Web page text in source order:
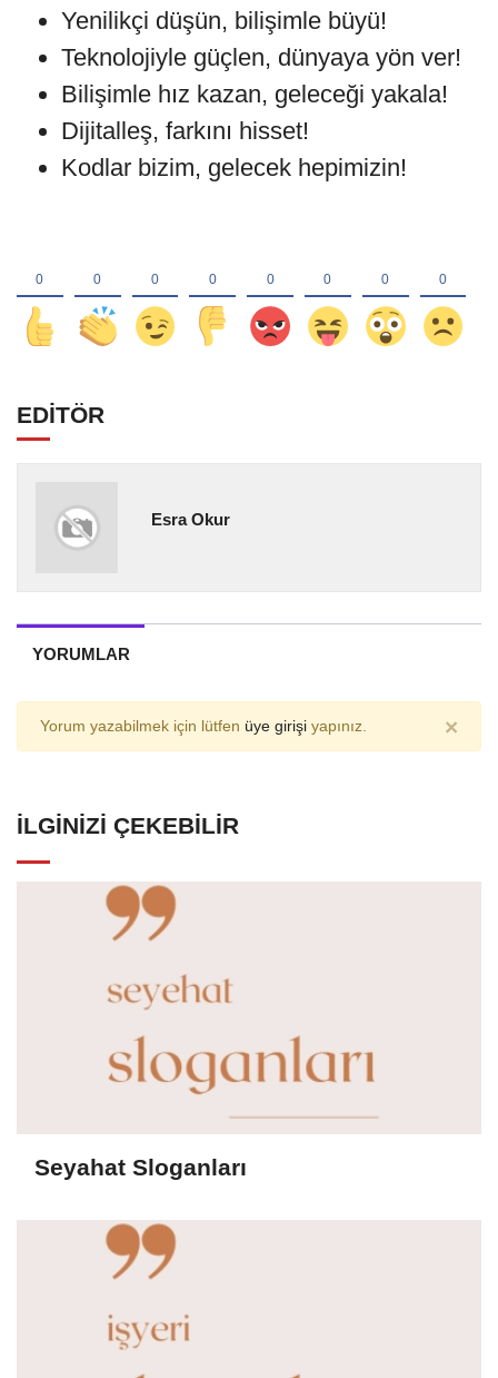
Yenilikçi düşün, bilişimle büyü!
Teknolojiyle güçlen, dünyaya yön ver!
Bilişimle hız kazan, geleceği yakala!
Dijitalleş, farkını hisset!
Kodlar bizim, gelecek hepimizin!
EDİTÖR
Esra Okur
YORUMLAR
Yorum yazabilmek için lütfen üye girişi yapınız. ×
İLGINIZI ÇEKEBILIR
Seyahat Sloganları